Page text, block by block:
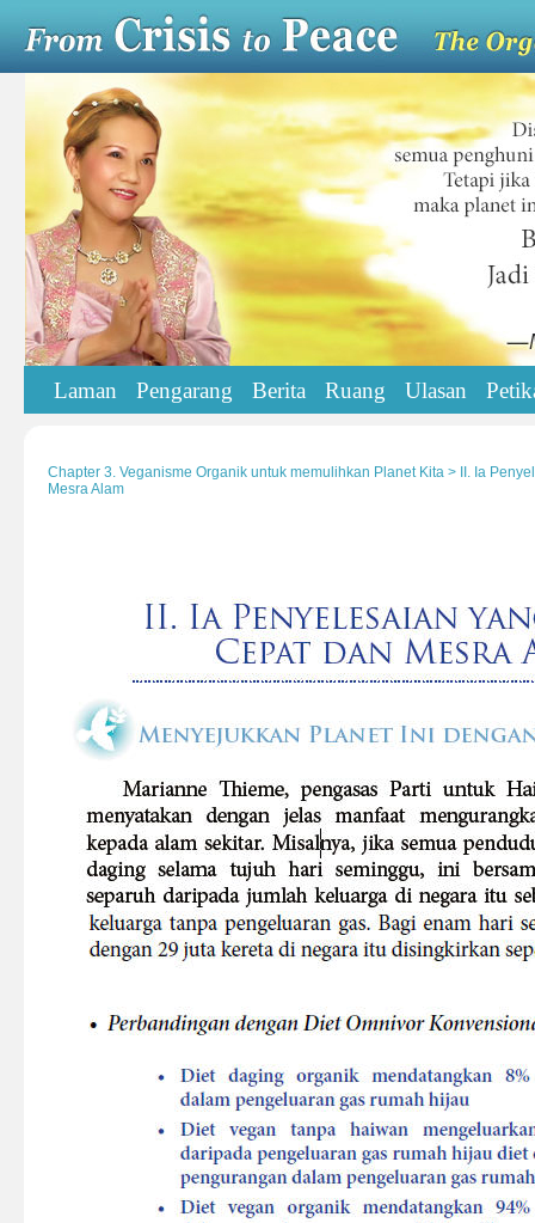
Laman Pengarang Berita Ruang Ulasan
Chapter 3. Veganisme Organik untuk memulihkan Planet Kita > II. Ia
Mesra Alam